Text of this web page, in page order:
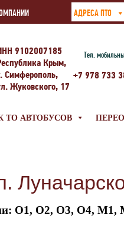
АДРЕСА ПТО
9102007185
Крым,
Симферополь,
Жуковского, 17
Тел.
+7 978 733
ТО АВТОБУСОВ
О1, О2, О3, О4,